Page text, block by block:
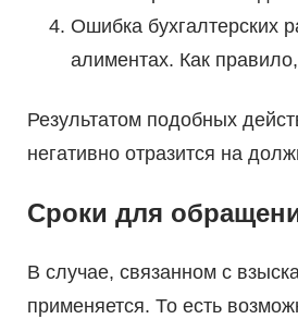
Ошибка бухгалтерских
алиментах. Как
Результатом подобных
негативно отразится на
Сроки для
В случае, связанном с
применяется. То есть